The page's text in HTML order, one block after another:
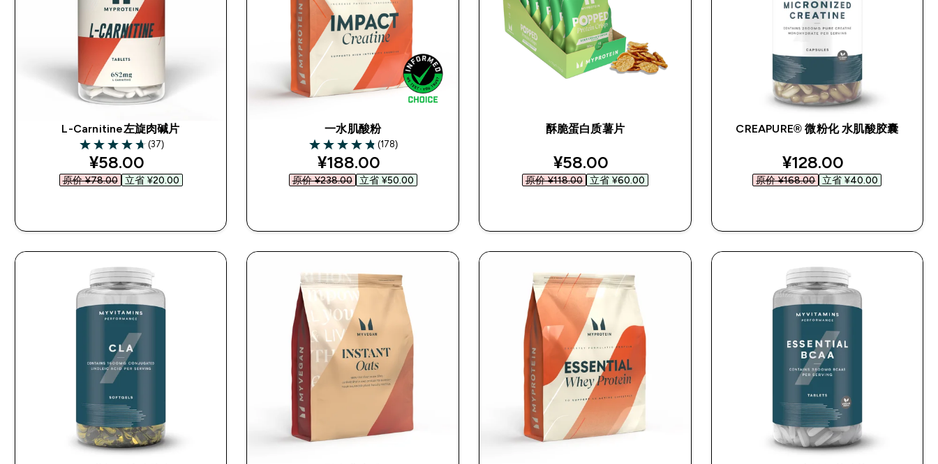
L-Carnitine左旋肉碱片
4.7 out of 5 stars
(37)
discounted price
¥58.00‎
原价 ¥78.00‎ 立省 ¥20.00‎
一水肌酸粉
4.84 out of 5 stars
(178)
discounted price
¥188.00‎
原价 ¥238.00‎ 立省 ¥50.00‎
酥脆蛋白质薯片
discounted price
¥58.00‎
原价 ¥118.00‎ 立省 ¥60.00‎
CREAPURE® 微粉化 水肌酸胶囊
discounted price
¥128.00‎
原价 ¥168.00‎ 立省 ¥40.00‎